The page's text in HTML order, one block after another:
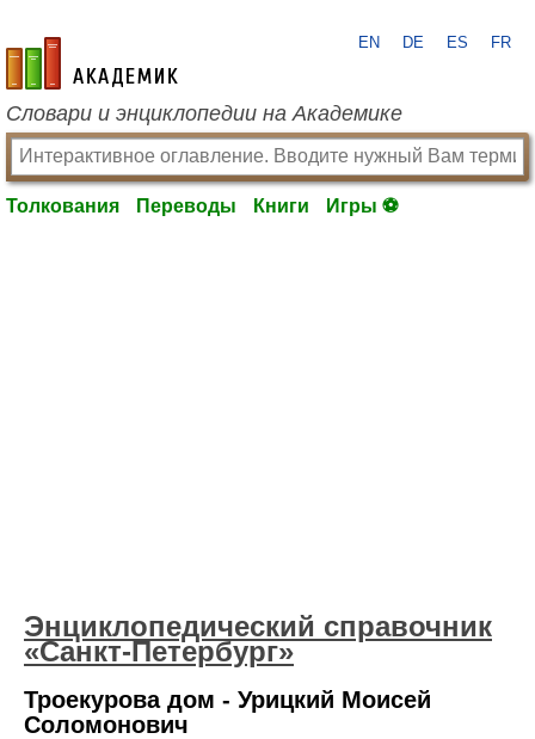
academic.ru
EN DE ES FR
Словари и энциклопедии на Академике
Толкования Переводы Книги Игры ⚽
Энциклопедический справочник
«Санкт-Петербург»
Троекурова дом - Урицкий Моисей
Соломонович